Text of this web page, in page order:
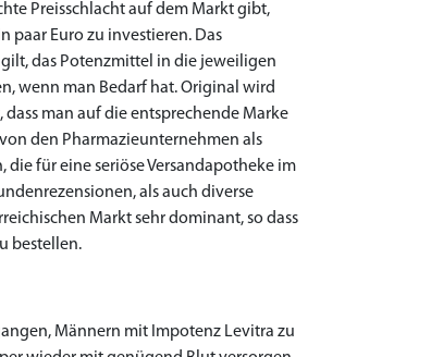
Preisschlacht auf dem Markt gibt,
paar Euro zu investieren. Das
das Potenzmittel in die jeweiligen
wenn man Bedarf hat. Original wird
man auf die entsprechende Marke
den Pharmazieunternehmen als
für eine seriöse Versandapotheke im
als auch diverse
Markt sehr dominant, so dass
bestellen.
Männern mit Impotenz Levitra zu